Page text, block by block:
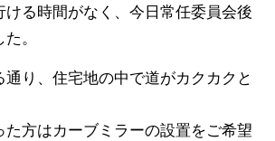
ける時間がなく、今日常任委員会後
。
り、住宅地の中で道がカクカクと
た方はカーブミラーの設置をご希望